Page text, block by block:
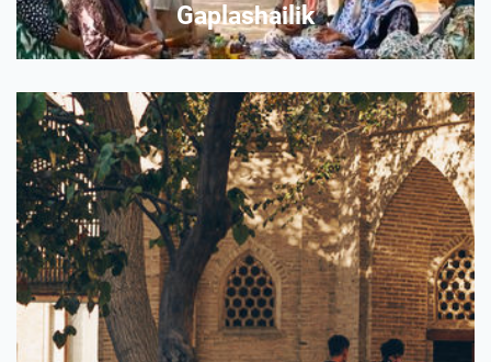
Gaplashailik